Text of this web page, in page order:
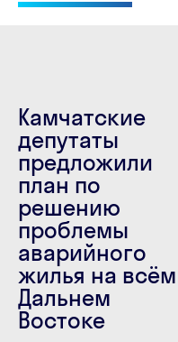
Камчатские
депутаты
предложили
план по
решению
проблемы
аварийного
жилья на всём
Дальнем
Востоке